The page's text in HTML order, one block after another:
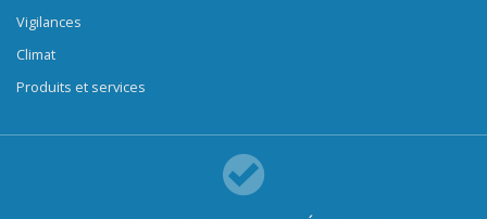
Vigilances
Climat
Produits et services